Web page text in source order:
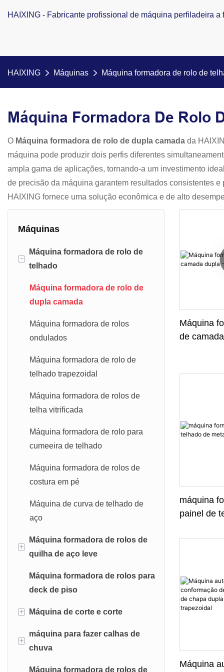
HAIXING - Fabricante profissional de máquina perfiladeira a
HAIXING Máquinas Máquina formadora de rolo de
Máquina Formadora De Rolo
O Máquina formadora de rolo de dupla camada da
máquina pode produzir dois perfis diferentes
ampla gama de aplicações, tornando-a um investimento
de precisão da máquina garantem resultados consistentes
HAIXING fornece uma solução econômica e de alto
Máquinas
-
Máquina formadora de rolo de
telhado
Máquina formadora de rolo de
dupla camada
Máquina formadora de rolos
ondulados
Máquina formadora de rolo de
telhado trapezoidal
Máquina formadora de rolos de
telha vitrificada
Máquina formadora de rolo para
cumeeira de telhado
Máquina formadora de rolos de
costura em pé
Máquina de curva de telhado de
aço
+
Máquina formadora de rolos de
quilha de aço leve
Máquina formadora de quilha de
aço leve C U
Máquina formadora de quilha de
Máquina formadora de rolo de
Máquina formadora de rolos para
deck de piso
+ Máquina de corte e corte
Máquina de corte de nivelamento
nivelamento
+
máquina para fazer calhas de
chuva
Máquina formadora de rolo de
Máquina formadora de rolos de
Máquina
de
máquina
painel de
Máquina